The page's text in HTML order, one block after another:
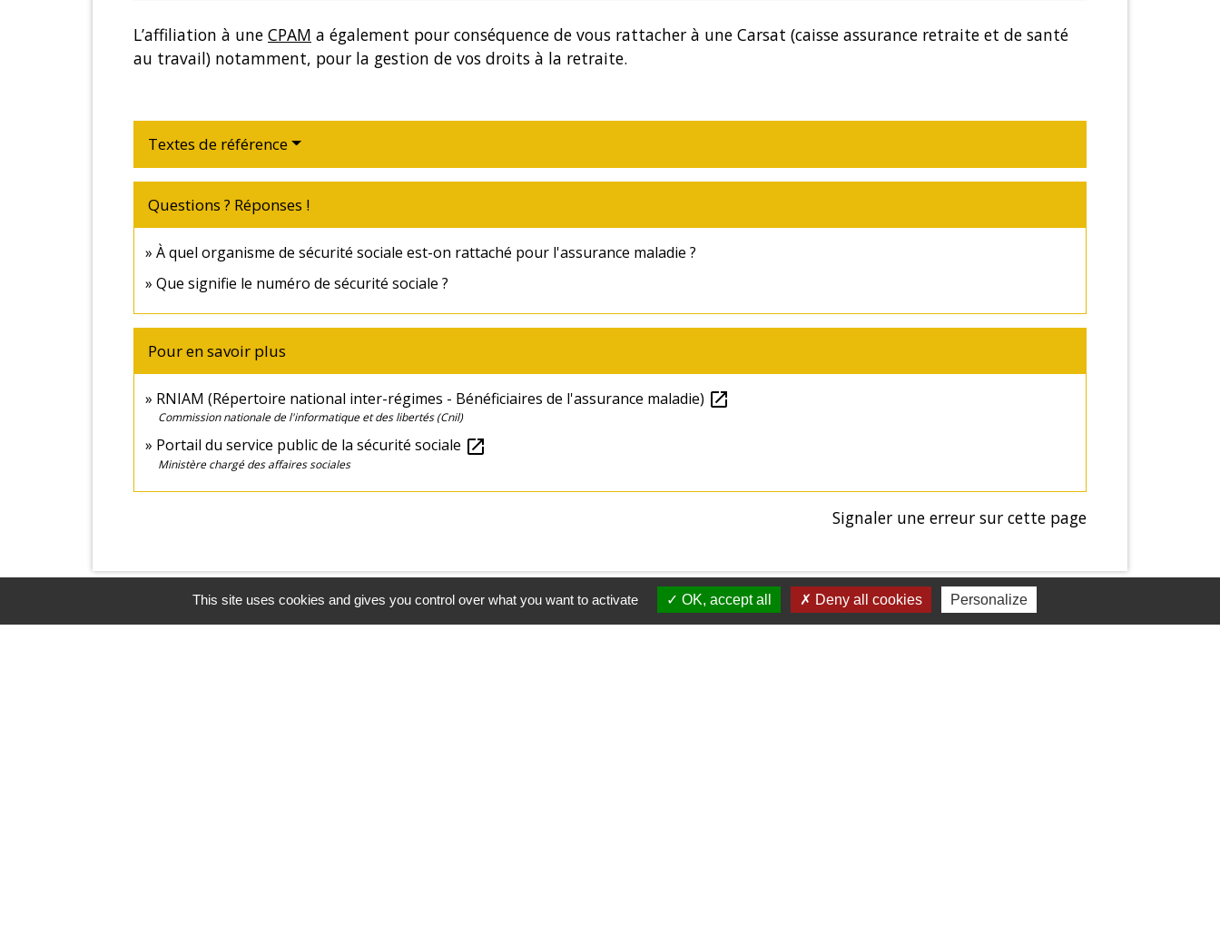
L’affiliation à une CPAM a également pour conséquence de vous rattacher à une Carsat (caisse assurance retraite et de santé
au travail) notamment, pour la gestion de vos droits à la retraite.
Textes de référence
Questions ? Réponses !
À quel organisme de sécurité sociale est-on rattaché pour l'assurance maladie ?
Que signifie le numéro de sécurité sociale ?
Pour en savoir plus
RNIAM (Répertoire national inter-régimes - Bénéficiaires de l'assurance maladie) open_in_new
Commission nationale de l'informatique et des libertés (Cnil)
Portail du service public de la sécurité sociale open_in_new
Ministère chargé des affaires sociales
Signaler une erreur sur cette page
This site uses cookies and gives you control over what you want to activate OK, accept all Deny all cookies Personalize